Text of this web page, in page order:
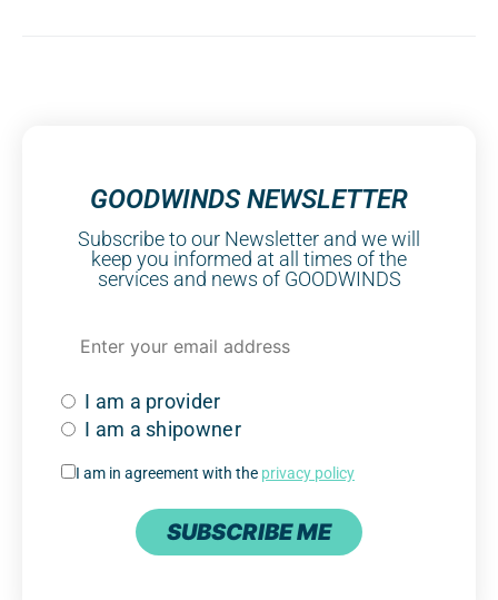
GOODWINDS NEWSLETTER
Subscribe to our Newsletter and we will
keep you informed at all times of the
services and news of GOODWINDS
I am a provider
I am a shipowner
I am in agreement with the privacy policy
SUBSCRIBE ME